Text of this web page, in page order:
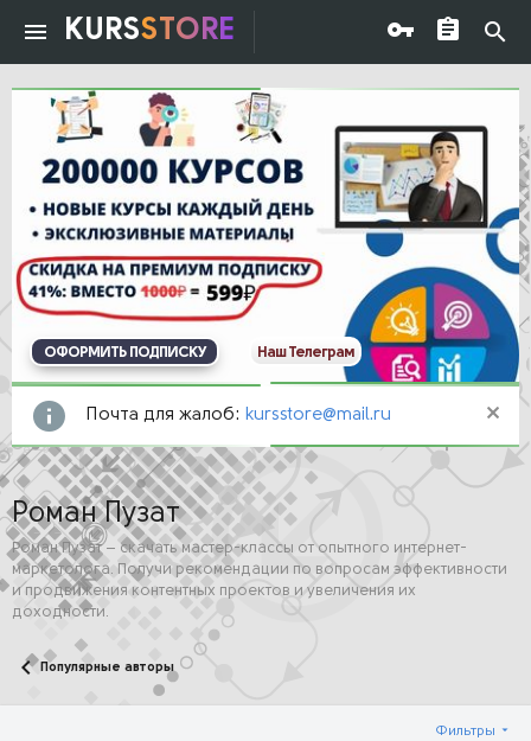
KURSSTORE
ОФОРМИТЬ ПОДПИСКУ Наш Телеграм
Почта для жалоб: kursstore@mail.ru
Роман Пузат
Роман Пузат – скачать мастер-классы от опытного интернет-
маркетолога. Получи рекомендации по вопросам эффективности
и продвижения контентных проектов и увеличения их
доходности.
Популярные авторы
Фильтры